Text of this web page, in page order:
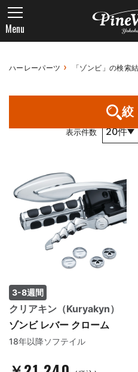
Menu
ハーレーパーツ 「ゾンビ」の検索
1件～4件 （全4件） 1 / 1 ページ
表示件数
3-8週間
クリアキン（Kuryakyn）
ゾンビ レバー クローム
18年以降ソフテイル